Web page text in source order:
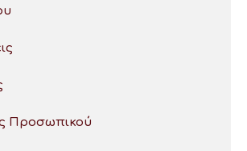
Προσωπικού